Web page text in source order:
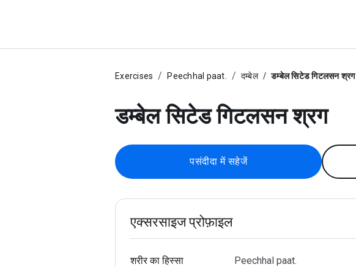
Exercises Peechhal paat. दम्बेल डम्बेल सिटेड गिटलसन श्रग
डम्बेल सिटेड गिटलसन श्रग
पसंदीदा में सहेजें
एक्सरसाइज प्रोफ़ाइल
शरीर का हिस्सा Peechhal paat.